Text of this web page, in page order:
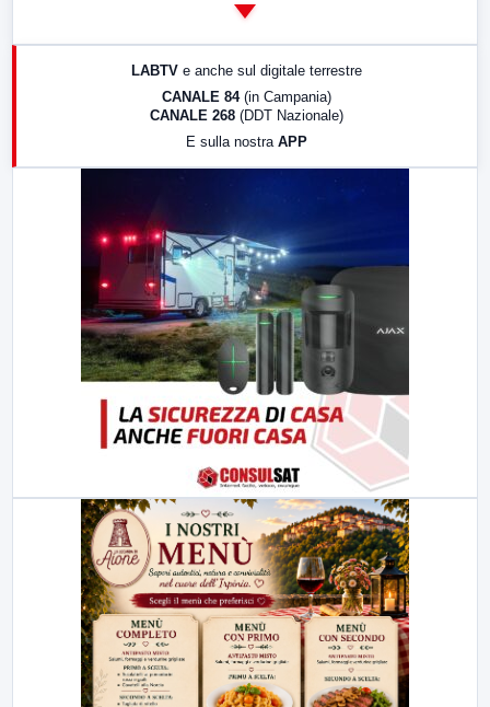
LABTV e anche sul digitale terrestre
CANALE 84 (in Campania)
CANALE 268 (DDT Nazionale)
E sulla nostra APP